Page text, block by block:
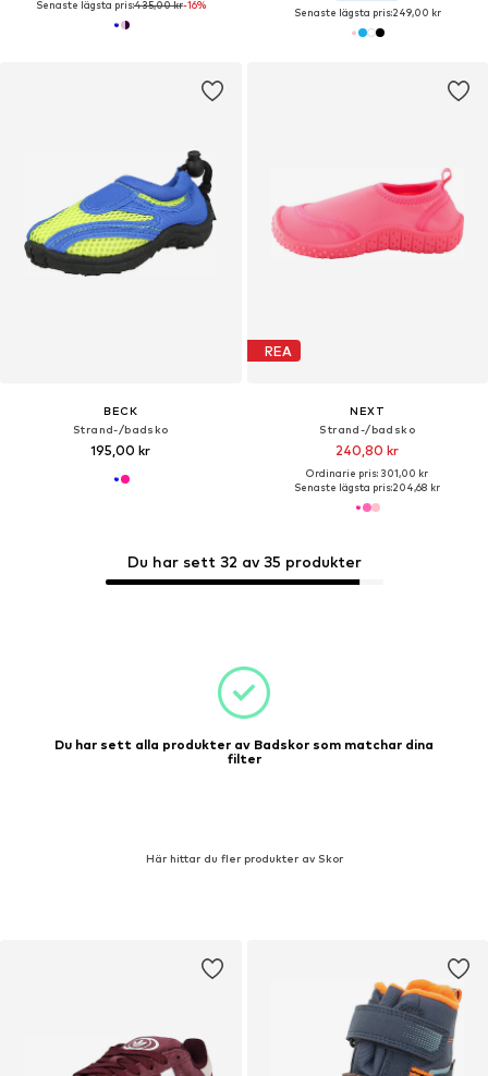
Senaste lägsta pris:435,00 kr-16%
Senaste lägsta pris:249,00 kr
BECK
Strand-/badsko
195,00 kr
REA
NEXT
Strand-/badsko
240,80 kr
Ordinarie pris: 301,00 kr
Senaste lägsta pris:204,68 kr
Du har sett 32 av 35 produkter
Du har sett alla produkter av Badskor som matchar dina
filter
Här hittar du fler produkter av Skor